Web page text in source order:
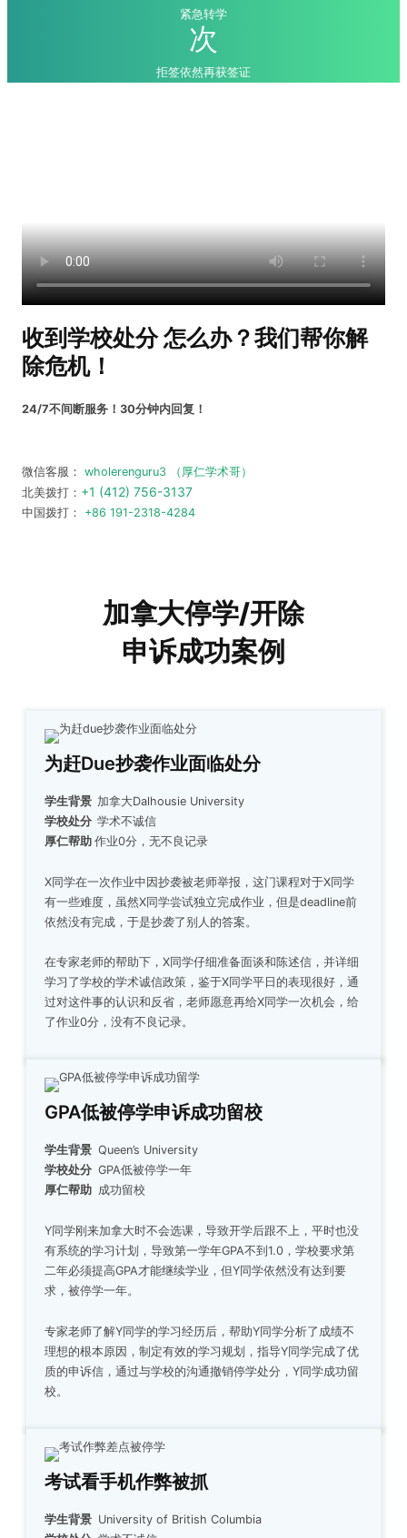
紧急转学
次
拒签依然再获签证
收到学校处分 怎么办？我们帮你解
除危机！
24/7不间断服务！30分钟内回复！
微信客服： wholerenguru3 （厚仁学术哥）
北美拨打： +1 (412) 756-3137
中国拨打： +86 191-2318-4284
加拿大停学/开除
申诉成功案例
为赶Due抄袭作业面临处分
学生背景 加拿大Dalhousie University
学校处分学术不诚信
厚仁帮助作业0分，无不良记录
X同学在一次作业中因抄袭被老师举报，这门课程对于X同学
有一些难度，虽然X同学尝试独立完成作业，但是deadline前
依然没有完成，于是抄袭了别人的答案。
在专家老师的帮助下，X同学仔细准备面谈和陈述信，并详细
学习了学校的学术诚信政策，鉴于X同学平日的表现很好，通
过对这件事的认识和反省，老师愿意再给X同学一次机会，给
了作业0分，没有不良记录。
GPA低被停学申诉成功留校
学生背景 Queen’s University
学校处分 GPA低被停学一年
厚仁帮助 成功留校
Y同学刚来加拿大时不会选课，导致开学后跟不上，平时也没
有系统的学习计划，导致第一学年GPA不到1.0，学校要求第
二年必须提高GPA才能继续学业，但Y同学依然没有达到要
求，被停学一年。
专家老师了解Y同学的学习经历后，帮助Y同学分析了成绩不
理想的根本原因，制定有效的学习规划，指导Y同学完成了优
质的申诉信，通过与学校的沟通撤销停学处分，Y同学成功留
校。
考试看手机作弊被抓
学生背景 University of British Columbia